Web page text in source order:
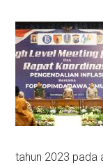
tahun 2023 pada